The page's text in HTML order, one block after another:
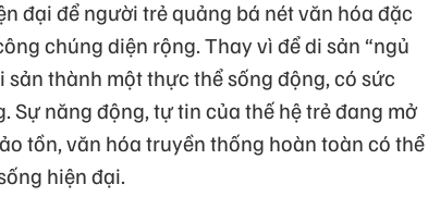
đại để người trẻ quảng bá nét văn hóa đặc
chúng diện rộng. Thay vì để di sản “ngủ
sản thành một thực thể sống động, có sức
Sự năng động, tự tin của thế hệ trẻ đang mở
tồn, văn hóa truyền thống hoàn toàn có thể
hiện đại.